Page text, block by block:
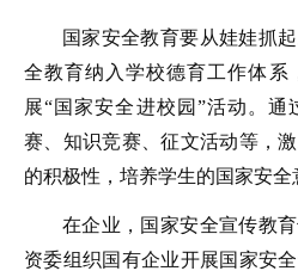
国家安全教育要从娃娃抓
全教育纳入学校德育工作体系
展“国家安全进校园”活动。
赛、知识竞赛、征文活动等，
的积极性，培养学生的国家安全
在企业，国家安全宣传教
资委组织国有企业开展国家安